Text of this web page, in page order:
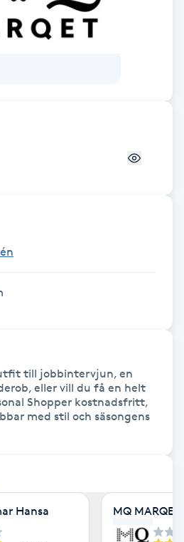
till jobbintervjun, en
eller vill du få en helt
Shopper kostnadsfritt,
med stil och säsongens
Hansa MQ